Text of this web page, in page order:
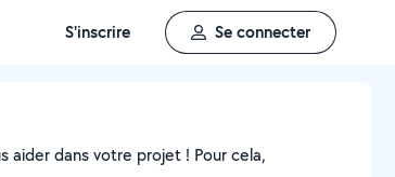
S'inscrire Se connecter
aider dans votre projet ! Pour cela,